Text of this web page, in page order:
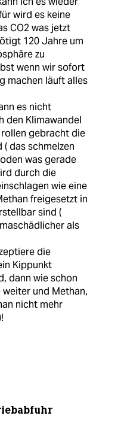
wird es keine
CO2 was jetzt
120 Jahre um
zu
wenn wir sofort
machen läuft alles
es nicht
den Klimawandel
gebracht die
das schmelzen
was gerade
durch die
wie eine
freigesetzt in
sind (
als
die
Kippunkt
dann wie schon
und Methan,
nicht mehr